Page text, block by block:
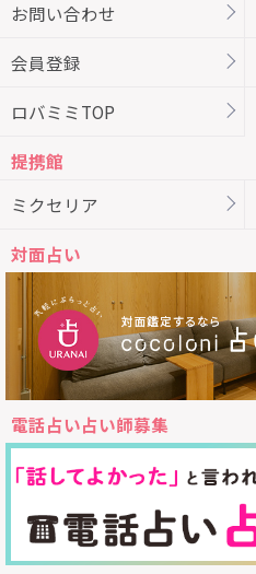
お問い合わせ
会員登録
ロバミミTOP
提携館
ミクセリア
対面占い
電話占い占い師募集